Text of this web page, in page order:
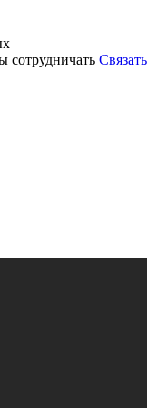
сотрудничать